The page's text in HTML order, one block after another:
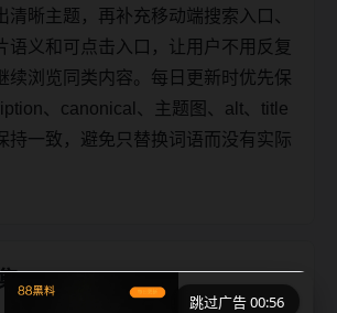
清晰主题，再补充移动端搜索入口、
语义和可点击入口，让用户不用反复
续浏览同类内容。每日更新时优先保
、canonical、主题图、alt、title
持一致，避免只替换词语而没有实际
跳过广告 00:56